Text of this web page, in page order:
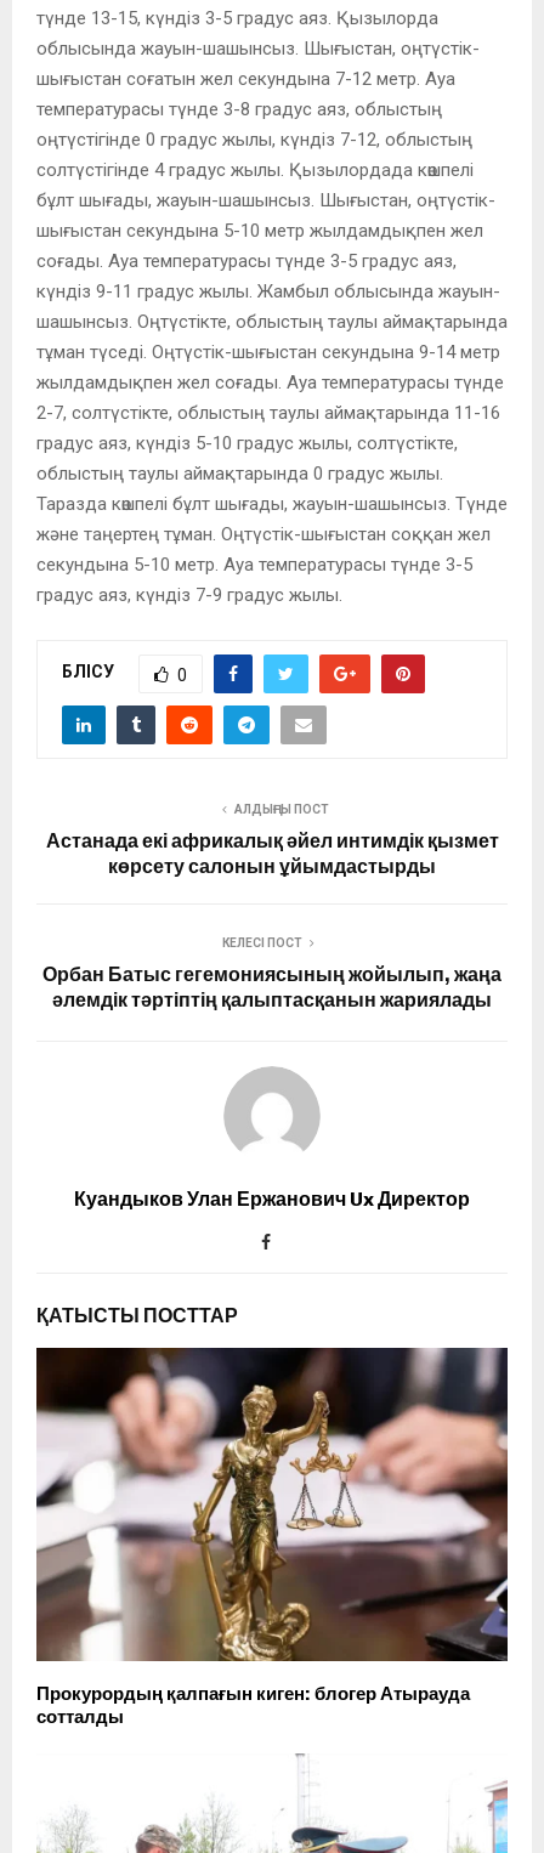
түнде 13-15, күндіз 3-5 градус аяз. Қызылорда
облысында жауын-шашынсыз. Шығыстан, оңтүстік-
шығыстан соғатын жел секундына 7-12 метр. Ауа
температурасы түнде 3-8 градус аяз, облыстың
оңтүстігінде 0 градус жылы, күндіз 7-12, облыстың
солтүстігінде 4 градус жылы. Қызылордада көшпелі
бұлт шығады, жауын-шашынсыз. Шығыстан, оңтүстік-
шығыстан секундына 5-10 метр жылдамдықпен жел
соғады. Ауа температурасы түнде 3-5 градус аяз,
күндіз 9-11 градус жылы. Жамбыл облысында жауын-
шашынсыз. Оңтүстікте, облыстың таулы аймақтарында
тұман түседі. Оңтүстік-шығыстан секундына 9-14 метр
жылдамдықпен жел соғады. Ауа температурасы түнде
2-7, солтүстікте, облыстың таулы аймақтарында 11-16
градус аяз, күндіз 5-10 градус жылы, солтүстікте,
облыстың таулы аймақтарында 0 градус жылы.
Таразда көшпелі бұлт шығады, жауын-шашынсыз. Түнде
және таңертең тұман. Оңтүстік-шығыстан соққан жел
секундына 5-10 метр. Ауа температурасы түнде 3-5
градус аяз, күндіз 7-9 градус жылы.
БӨЛІСУ 0
АЛДЫҢҒЫ ПОСТ
Астанада екі африкалық әйел интимдік қызмет
көрсету салонын ұйымдастырды
КЕЛЕСІ ПОСТ
Орбан Батыс гегемониясының жойылып, жаңа
әлемдік тәртіптің қалыптасқанын жариялады
Куандыков Улан Ержанович Ux Директор
ҚАТЫСТЫ ПОСТТАР
Прокурордың қалпағын киген: блогер Атырауда
сотталды